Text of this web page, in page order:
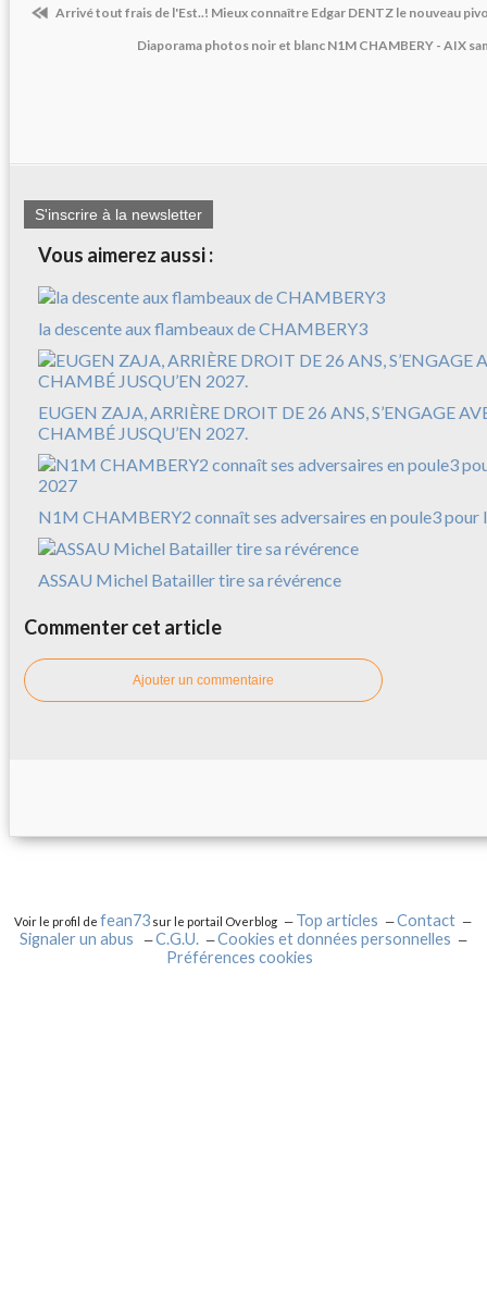
Arrivé tout frais de l'Est..! Mieux connaître Edgar DENTZ le nouveau
Diaporama photos noir et blanc N1M CHAMBERY - AIX
S'inscrire à la newsletter
Vous aimerez aussi :
la descente aux flambeaux de CHAMBERY3
EUGEN ZAJA, ARRIÈRE DROIT DE 26 ANS, S’ENGAGE
CHAMBÉ JUSQU’EN 2027.
N1M CHAMBERY2 connaît ses adversaires en poule3 pour
ASSAU Michel Batailler tire sa révérence
Commenter cet article
Ajouter un commentaire
Voir le profil defean73 sur le portail Overblog Top articles
Contact
Signaler un abus
C.G.U.
Cookies et données personnelles
Préférences cookies